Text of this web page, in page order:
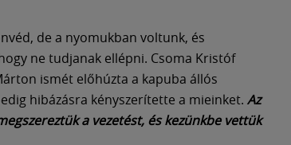
de a nyomukban voltunk, és
ne tudjanak ellépni. Csoma Kristóf
ismét előhúzta a kapuba állós
hibázásra kényszerítette a mieinket. Az
a vezetést, és kezünkbe vettük